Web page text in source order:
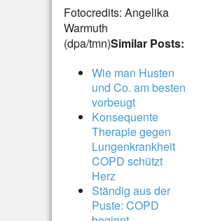
Fotocredits: Angelika
Warmuth
(dpa/tmn)Similar Posts:
Wie man Husten
und Co. am besten
vorbeugt
Konsequente
Therapie gegen
Lungenkrankheit
COPD schützt
Herz
Ständig aus der
Puste: COPD